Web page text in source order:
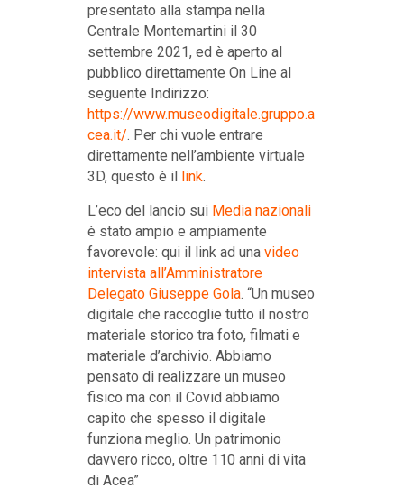
presentato alla stampa nella
Centrale Montemartini il 30
settembre 2021, ed è aperto al
pubblico direttamente On Line al
seguente Indirizzo:
https://www.museodigitale.gruppo.a
cea.it/. Per chi vuole entrare
direttamente nell’ambiente virtuale
3D, questo è il
link.
L’eco del lancio sui Media nazionali
è stato ampio e ampiamente
favorevole: qui il link ad una video
intervista all’Amministratore
Delegato Giuseppe Gola. “Un museo
digitale che raccoglie tutto il nostro
materiale storico tra foto, filmati e
materiale d’archivio. Abbiamo
pensato di realizzare un museo
fisico ma con il Covid abbiamo
capito che spesso il digitale
funziona meglio. Un patrimonio
davvero ricco, oltre 110 anni di vita
di Acea”